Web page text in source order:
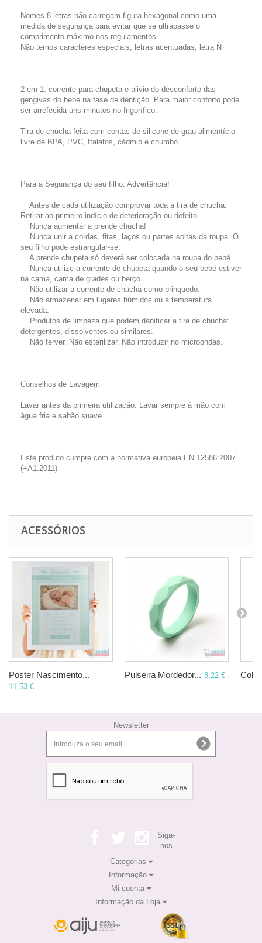
Nomes 8 letras não carregam figura hexagonal como uma
medida de segurança para evitar que se ultrapasse o
comprimento máximo nos regulamentos.
Não temos caracteres especiais, letras acentuadas, letra Ñ
2 em 1: corrente para chupeta e alivio do desconforto das
gengivas do bebé na fase de dentição. Para maior conforto pode
ser arrefecida uns minutos no frigorífico.
Tira de chucha feita com contas de silicone de grau alimentício
livre de BPA, PVC, ftalatos, cádmio e chumbo.
Para a Segurança do seu filho. Advertência!
Antes de cada utilização comprovar toda a tira de chucha.
Retirar ao primeiro indício de deterioração ou defeito.
Nunca aumentar a prende chucha!
Nunca unir a cordas, fitas, laços ou partes soltas da roupa. O
seu filho pode estrangular-se.
A prende chupeta só deverá ser colocada na roupa do bebé.
Nunca utilize a corrente de chupeta quando o seu bebé estiver
na cama, cama de grades ou berço.
Não utilizar a corrente de chucha como brinquedo.
Não armazenar em lugares húmidos ou a temperatura
elevada.
Produtos de limpeza que podem danificar a tira de chucha:
detergentes, dissolventes ou similares.
Não ferver. Não esterilizar. Não introduzir no microondas.
Conselhos de Lavagem
Lavar antes da primeira utilização. Lavar sempre à mão com
água fria e sabão suave.
Este produto cumpre com a normativa europeia EN 12586:2007
(+A1:2011)
ACESSÓRIOS
Poster Nascimento...
11,53 €
Pulseira Mordedor... 8,22 €
Newsletter
Siga-
nos
Categorias
Informação
Mi cuenta
Informação da Loja